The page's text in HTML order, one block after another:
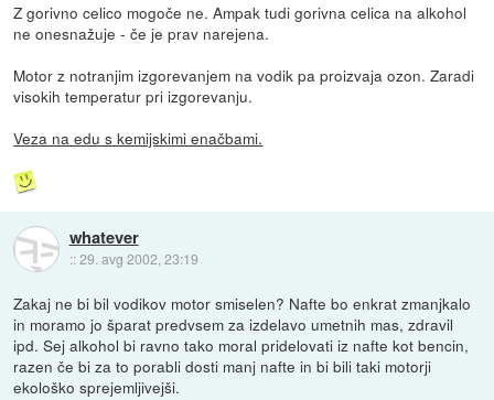
Z gorivno celico mogoče ne. Ampak tudi gorivna celica na alkohol
ne onesnažuje - če je prav narejena.
Motor z notranjim izgorevanjem na vodik pa proizvaja ozon. Zaradi
visokih temperatur pri izgorevanju.
Veza na edu s kemijskimi enačbami.
whatever
::29. avg 2002, 23:19
Zakaj ne bi bil vodikov motor smiselen? Nafte bo enkrat zmanjkalo
in moramo jo šparat predvsem za izdelavo umetnih mas, zdravil
ipd. Sej alkohol bi ravno tako moral pridelovati iz nafte kot bencin,
razen če bi za to porabli dosti manj nafte in bi bili taki motorji
ekološko sprejemljivejši.